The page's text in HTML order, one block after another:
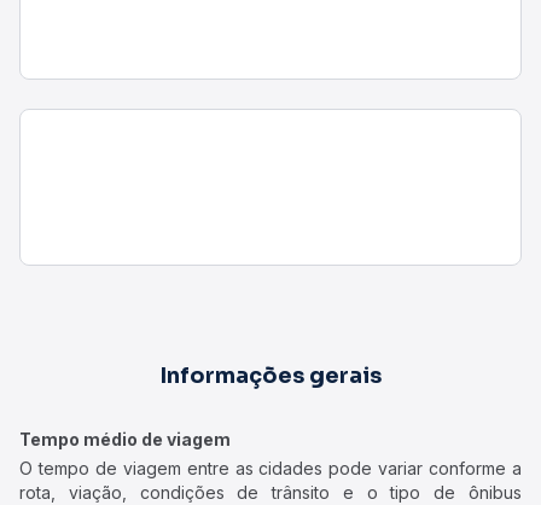
Informações gerais
Tempo médio de viagem
O tempo de viagem entre as cidades pode variar conforme a
rota, viação, condições de trânsito e o tipo de ônibus